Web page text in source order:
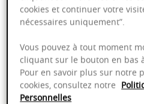
Ajouter
Livraison offerte dans nos points de
Emballage anti-casse
Paiement sécurisé
cookies et continuer votre
nécessaires uniquement”.
Vous pouvez à tout moment
cliquant sur le bouton en bas
Pour en savoir plus sur notre
cookies, consultez notre
Personnelles